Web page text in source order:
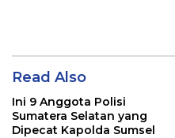
Read Also
Ini 9 Anggota Polisi
Sumatera Selatan yang
Dipecat Kapolda Sumsel